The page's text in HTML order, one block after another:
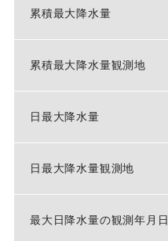
累積最大降水量
累積最大降水量観測地
日最大降水量
日最大降水量観測地
最大日降水量の観測年月日